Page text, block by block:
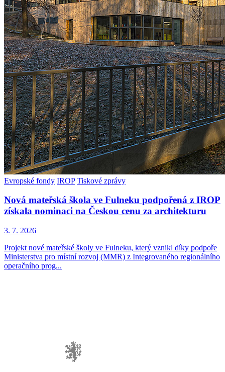
Evropské fondy IROP Tiskové zprávy
Nová mateřská škola ve Fulneku podpořená z IROP
získala nominaci na Českou cenu za architekturu
3. 7. 2026
Projekt nové mateřské školy ve Fulneku, který vznikl díky podpoře
Ministerstva pro místní rozvoj (MMR) z Integrovaného regionálního
operačního prog...